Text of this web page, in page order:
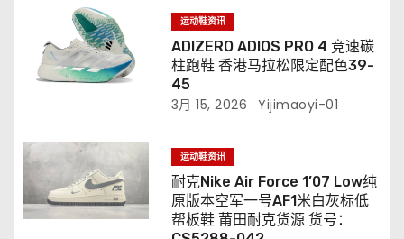
运动鞋资讯
ADIZERO ADIOS PRO 4 竞速碳
柱跑鞋 香港马拉松限定配色39-
45
3月 15, 2026 Yijimaoyi-01
运动鞋资讯
耐克Nike Air Force 1’07 Low纯
原版本空军一号AF1米白灰标低
帮板鞋 莆田耐克货源 货号：